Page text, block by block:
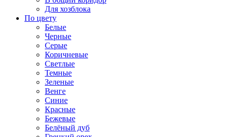
Для хозблока
По цвету
Белые
Черные
Серые
Коричневые
Светлые
Темные
Зеленые
Венге
Синие
Красные
Бежевые
Белёный дуб